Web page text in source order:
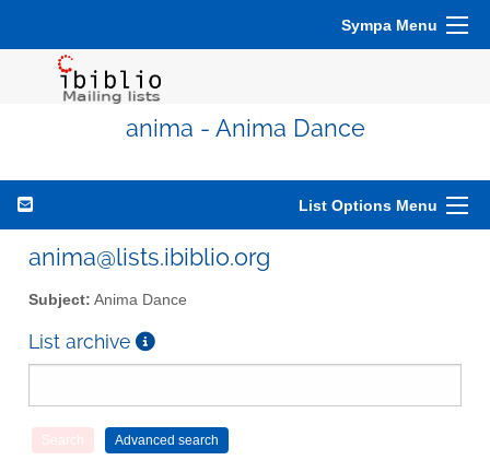
Sympa Menu
anima - Anima Dance
List Options Menu
anima@lists.ibiblio.org
Subject: Anima Dance
List archive